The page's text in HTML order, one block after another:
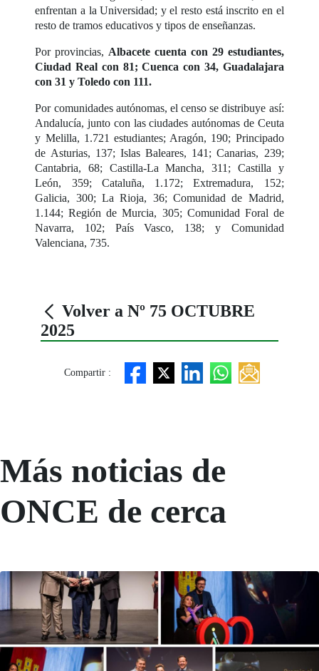
enfrentan a la Universidad; y el resto está inscrito en el
resto de tramos educativos y tipos de enseñanzas.
Por provincias, Albacete cuenta con 29 estudiantes,
Ciudad Real con 81; Cuenca con 34, Guadalajara
con 31 y Toledo con 111.
Por comunidades autónomas, el censo se distribuye así:
Andalucía, junto con las ciudades autónomas de Ceuta
y Melilla, 1.721 estudiantes; Aragón, 190; Principado
de Asturias, 137; Islas Baleares, 141; Canarias, 239;
Cantabria, 68; Castilla-La Mancha, 311; Castilla y
León, 359; Cataluña, 1.172; Extremadura, 152;
Galicia, 300; La Rioja, 36; Comunidad de Madrid,
1.144; Región de Murcia, 305; Comunidad Foral de
Navarra, 102; País Vasco, 138; y Comunidad
Valenciana, 735.
Volver a Nº 75 OCTUBRE
2025
Compartir :
Más noticias de
ONCE de cerca